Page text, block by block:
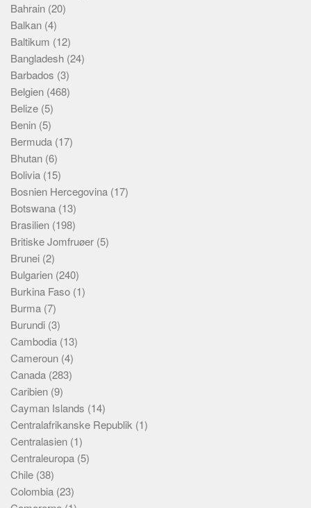
Bahrain (20)
Balkan (4)
Baltikum (12)
Bangladesh (24)
Barbados (3)
Belgien (468)
Belize (5)
Benin (5)
Bermuda (17)
Bhutan (6)
Bolivia (15)
Bosnien Hercegovina (17)
Botswana (13)
Brasilien (198)
Britiske Jomfruøer (5)
Brunei (2)
Bulgarien (240)
Burkina Faso (1)
Burma (7)
Burundi (3)
Cambodia (13)
Cameroun (4)
Canada (283)
Caribien (9)
Cayman Islands (14)
Centralafrikanske Republik (1)
Centralasien (1)
Centraleuropa (5)
Chile (38)
Colombia (23)